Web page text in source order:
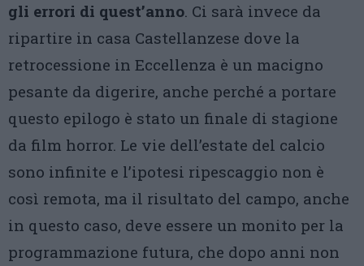
gli errori di quest’anno. Ci sarà invece da
ripartire in casa Castellanzese dove la
retrocessione in Eccellenza è un macigno
pesante da digerire, anche perché a portare
questo epilogo è stato un finale di stagione
da film horror. Le vie dell’estate del calcio
sono infinite e l’ipotesi ripescaggio non è
così remota, ma il risultato del campo, anche
in questo caso, deve essere un monito per la
programmazione futura, che dopo anni non